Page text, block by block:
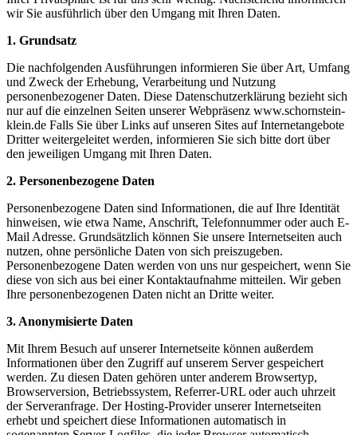
wir Sie ausführlich über den Umgang mit Ihren Daten.
1. Grundsatz
Die nachfolgenden Ausführungen informieren Sie über Art, Umfang
und Zweck der Erhebung, Verarbeitung und Nutzung
personenbezogener Daten. Diese Datenschutzerklärung bezieht sich
nur auf die einzelnen Seiten unserer Webpräsenz www.schornstein-
klein.de Falls Sie über Links auf unseren Sites auf Internetangebote
Dritter weitergeleitet werden, informieren Sie sich bitte dort über
den jeweiligen Umgang mit Ihren Daten.
2. Personenbezogene Daten
Personenbezogene Daten sind Informationen, die auf Ihre Identität
hinweisen, wie etwa Name, Anschrift, Telefonnummer oder auch E-
Mail Adresse. Grundsätzlich können Sie unsere Internetseiten auch
nutzen, ohne persönliche Daten von sich preiszugeben.
Personenbezogene Daten werden von uns nur gespeichert, wenn Sie
diese von sich aus bei einer Kontaktaufnahme mitteilen. Wir geben
Ihre personenbezogenen Daten nicht an Dritte weiter.
3. Anonymisierte Daten
Mit Ihrem Besuch auf unserer Internetseite können außerdem
Informationen über den Zugriff auf unserem Server gespeichert
werden. Zu diesen Daten gehören unter anderem Browsertyp,
Browserversion, Betriebssystem, Referrer-URL oder auch uhrzeit
der Serveranfrage. Der Hosting-Provider unserer Internetseiten
erhebt und speichert diese Informationen automatisch in